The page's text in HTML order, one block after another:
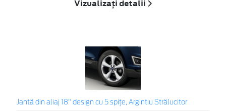
Vizualizați detalii
Jantă din aliaj 18" design cu 5 spiţe, Argintiu Strălucitor